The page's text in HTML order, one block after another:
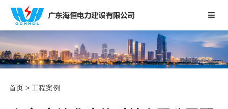
首页> 工程案例